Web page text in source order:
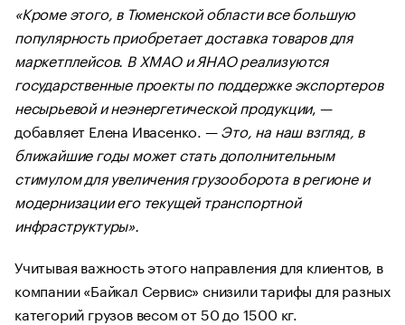
«Кроме этого, в Тюменской области все большую
популярность приобретает доставка товаров для
маркетплейсов. В ХМАО и ЯНАО реализуются
государственные проекты по поддержке экспортеров
несырьевой и неэнергетической продукции, —
добавляет Елена Ивасенко. —Это, на наш взгляд, в
ближайшие годы может стать дополнительным
стимулом для увеличения грузооборота в регионе и
модернизации его текущей транспортной
инфраструктуры».
Учитывая важность этого направления для клиентов, в
компании «Байкал Сервис» снизили тарифы для разных
категорий грузов весом от 50 до 1500 кг.